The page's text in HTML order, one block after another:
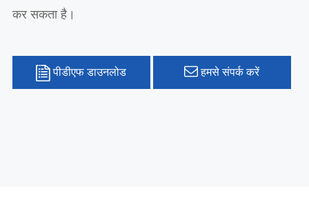
कर सकता है।
पीडीएफ डाउनलोड हमसे संपर्क करें